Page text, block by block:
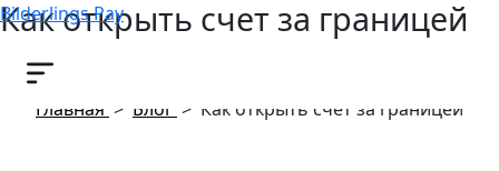
Bilderlings Pay
Как открыть счет за границей
11 июля, 2019
Главная > Блог > Как открыть счет за границей